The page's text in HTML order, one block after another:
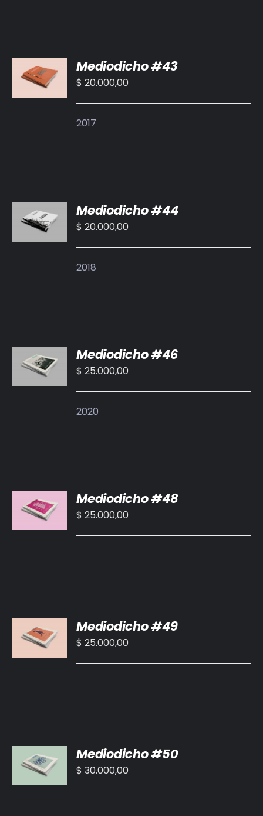
AL
CARRITO
/
Mediodicho #43
$ 20.000,00
2017
AL
CARRITO
/
Mediodicho #44
$ 20.000,00
2018
AL
CARRITO
/
Mediodicho #46
$ 25.000,00
2020
AL
CARRITO
/
Mediodicho #48
$ 25.000,00
AL
CARRITO
/
Mediodicho #49
$ 25.000,00
AL
CARRITO
/
Mediodicho #50
$ 30.000,00